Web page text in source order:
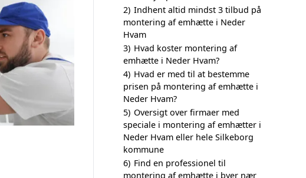
2) Indhent altid mindst 3 tilbud på
montering af emhætte i Neder
Hvam
3) Hvad koster montering af
emhætte i Neder Hvam?
4) Hvad er med til at bestemme
prisen på montering af emhætte i
Neder Hvam?
5) Oversigt over firmaer med
speciale i montering af emhætter i
Neder Hvam eller hele Silkeborg
kommune
6) Find en professionel til
montering af emhætte i byer nær